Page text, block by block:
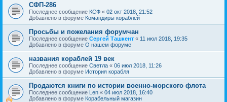
СФП-286
Последнее сообщение КСФ « 02 окт 2018, 21:52
Добавлено в форуме Командиры кораблей
Просьбы и пожелания форумчан
Последнее сообщение Сергей Ташкент « 11 июл 2018, 19:35
Добавлено в форуме О нашем форуме
названия кораблей 19 век
Последнее сообщение Cветла « 06 июл 2018, 11:26
Добавлено в форуме История корабля
Продаются книги по истории военно-морского флота
Последнее сообщение Len « 04 июл 2018, 16:40
Добавлено в форуме Корабельный магазин